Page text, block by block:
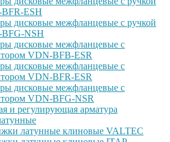
ESH
дисковые межфланцевые с ручкой
NSH
дисковые межфланцевые с
VDN-BFB-ESR
дисковые межфланцевые с
VDN-BFR-ESR
дисковые межфланцевые с
VDN-BFG-NSR
и регулирующая арматура
латунные клиновые VALTEC